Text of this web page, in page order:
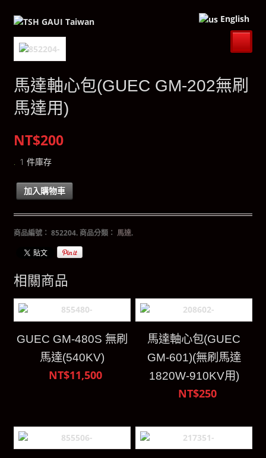
English
馬達軸心包(GUEC GM-202無刷
馬達用)
NT$200
1 件庫存
加入購物車
商品編號： 852204.商品分類： 馬達.
相關商品
GUEC GM-480S 無刷
馬達(540KV)
NT$11,500
馬達軸心包(GUEC
GM-601)(無刷馬達
1820W-910KV用)
NT$250